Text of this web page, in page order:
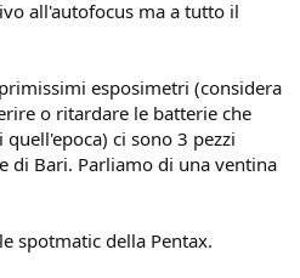
all'autofocus ma a tutto il
esposimetri (considera
o ritardare le batterie che
quell'epoca) ci sono 3 pezzi
di Bari. Parliamo di una ventina
spotmatic della Pentax.